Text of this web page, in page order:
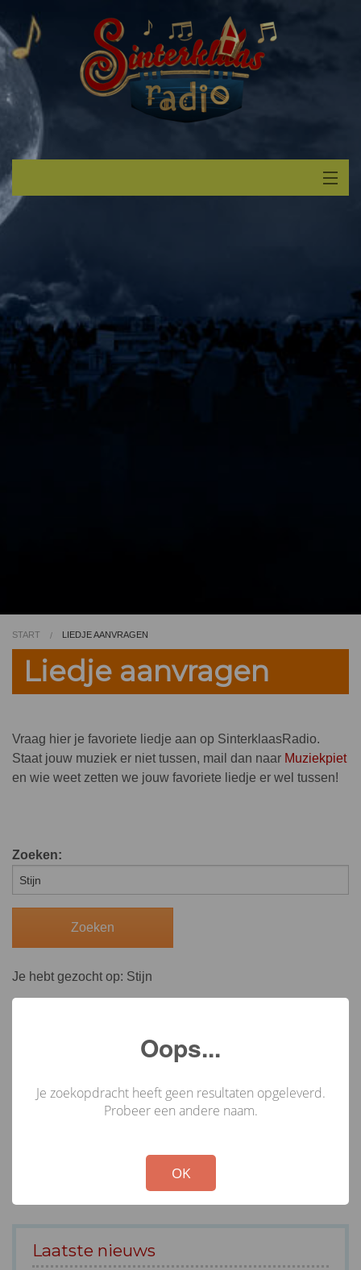
Muziek
Verzoek
Video
START LIEDJE AANVRAGEN
Liedje aanvragen
Vraag hier je favoriete liedje aan op SinterklaasRadio.
Staat jouw muziek er niet tussen, mail dan naar Muziekpiet
en wie weet zetten we jouw favoriete liedje er wel tussen!
Zoeken:
Je hebt gezocht op: Stijn
Laatste nieuws
Oops...
Je zoekopdracht heeft geen resultaten opgeleverd.
Probeer een andere naam.
OK